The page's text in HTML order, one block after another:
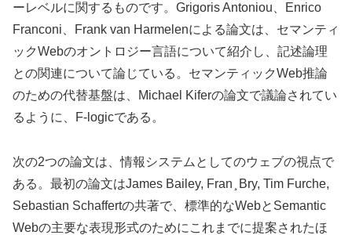
ーレベルに関するものです。Grigoris Antoniou、Enrico
Franconi、Frank van Harmelenによる論文は、セマンティ
ックWebのオントロジー言語について紹介し、記述論理
との関連について論じている。セマンティックWeb推論
のための代替基盤は、Michael Kiferの論文で議論されてい
るように、F-logicである。
次の2つの論文は、情報システムとしてのウェブの視点で
ある。最初の論文はJames Bailey, Fran ̧ Bry, Tim Furche,
Sebastian Schaffertの共著で、標準的なWebとSemantic
Webの主要な表現形式のためにこれまでに提案されたほ